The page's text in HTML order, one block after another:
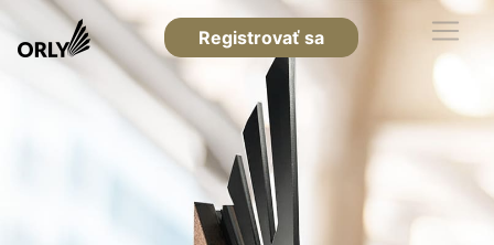
Registrovať sa